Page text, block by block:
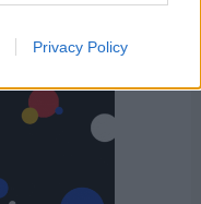
Privacy Policy